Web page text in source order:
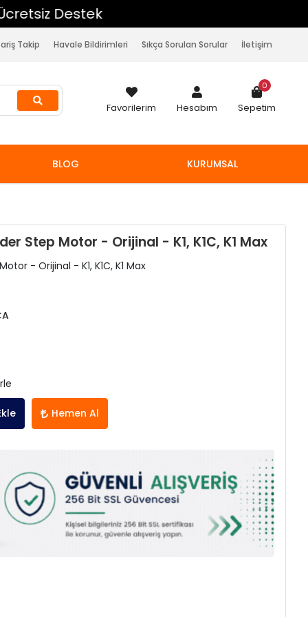
Takip Havale Bildirimleri Sıkça Sorulan Sorular İletişim
Favorilerim Hesabım Sepetim
0
BLOG KURUMSAL
Step Motor - Orijinal - K1, K1C, K1 Max
- Orijinal - K1, K1C, K1 Max
Hemen Al